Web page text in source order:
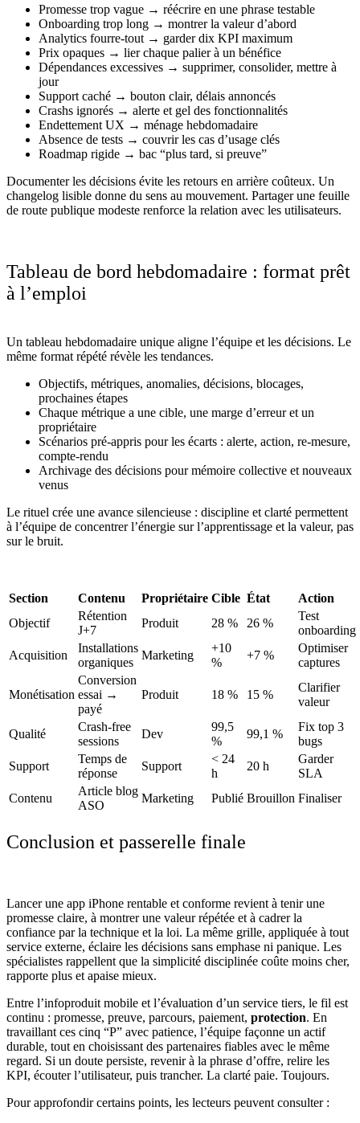
Promesse trop vague → réécrire en une phrase testable
Onboarding trop long → montrer la valeur d’abord
Analytics fourre-tout → garder dix KPI maximum
Prix opaques → lier chaque palier à un bénéfice
Dépendances excessives → supprimer, consolider, mettre à
jour
Support caché → bouton clair, délais annoncés
Crashs ignorés → alerte et gel des fonctionnalités
Endettement UX → ménage hebdomadaire
Absence de tests → couvrir les cas d’usage clés
Roadmap rigide → bac “plus tard, si preuve”
Documenter les décisions évite les retours en arrière coûteux. Un
changelog lisible donne du sens au mouvement. Partager une feuille
de route publique modeste renforce la relation avec les utilisateurs.
Tableau de bord hebdomadaire : format prêt
à l’emploi
Un tableau hebdomadaire unique aligne l’équipe et les décisions. Le
même format répété révèle les tendances.
Objectifs, métriques, anomalies, décisions, blocages,
prochaines étapes
Chaque métrique a une cible, une marge d’erreur et un
propriétaire
Scénarios pré-appris pour les écarts : alerte, action, re-mesure,
compte-rendu
Archivage des décisions pour mémoire collective et nouveaux
venus
Le rituel crée une avance silencieuse : discipline et clarté permettent
à l’équipe de concentrer l’énergie sur l’apprentissage et la valeur, pas
sur le bruit.
Section Contenu Propriétaire Cible État
Action
Objectif
Rétention
J+7
Produit 28 % 26 %
Test
onboarding
Acquisition
Installations
organiques
Marketing
+10
%
+7 %
Optimiser
captures
Monétisation
Conversion
essai →
payé
Produit 18 % 15 %
Clarifier
valeur
Qualité
Crash‑free
sessions
Dev
99,5
%
99,1 %
Fix top 3
bugs
Support
Temps de
réponse
Support
< 24
h
20 h
Garder
SLA
Contenu
Article blog
ASO
Marketing Publié Brouillon Finaliser
Conclusion et passerelle finale
Lancer une app iPhone rentable et conforme revient à tenir une
promesse claire, à montrer une valeur répétée et à cadrer la
confiance par la technique et la loi. La même grille, appliquée à tout
service externe, éclaire les décisions sans emphase ni panique. Les
spécialistes rappellent que la simplicité disciplinée coûte moins cher,
rapporte plus et apaise mieux.
Entre l’infoproduit mobile et l’évaluation d’un service tiers, le fil est
continu : promesse, preuve, parcours, paiement, protection. En
travaillant ces cinq “P” avec patience, l’équipe façonne un actif
durable, tout en choisissant des partenaires fiables avec le même
regard. Si un doute persiste, revenir à la phrase d’offre, relire les
KPI, écouter l’utilisateur, puis trancher. La clarté paie. Toujours.
Pour approfondir certains points, les lecteurs peuvent consulter :